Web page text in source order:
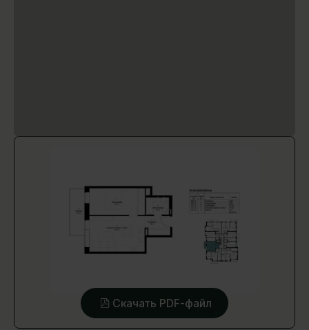
Скачать PDF-файл